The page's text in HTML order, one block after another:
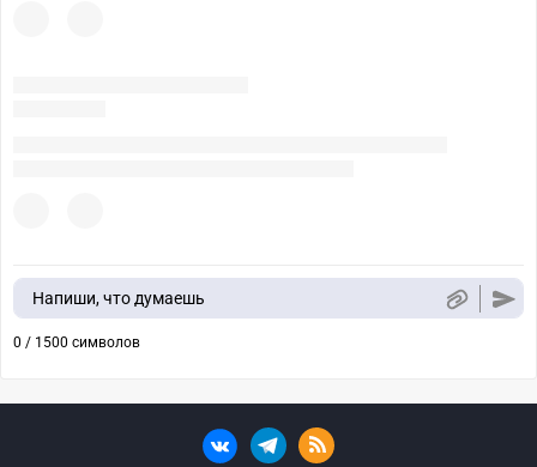
Напиши, что думаешь
0 / 1500 символов